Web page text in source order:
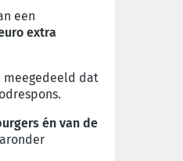
een
extra
meegedeeld dat
én van de